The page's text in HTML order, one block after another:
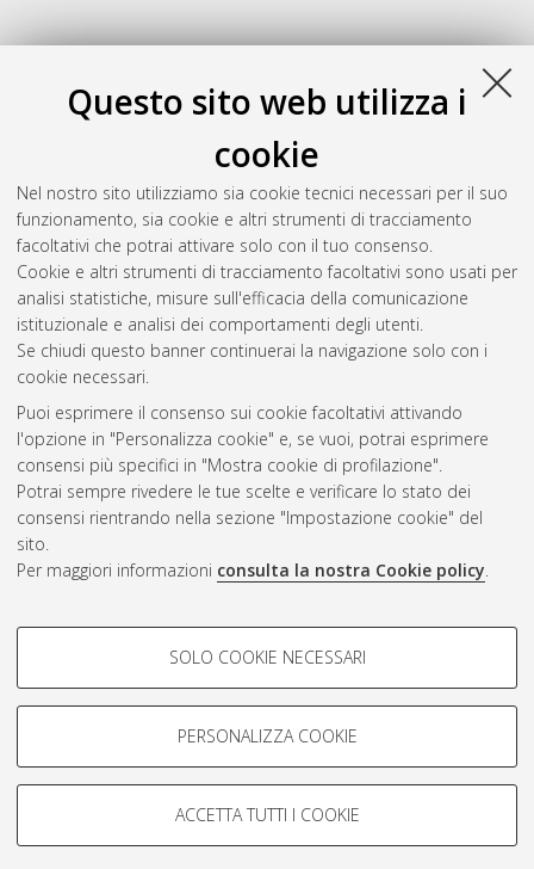
Questo sito web utilizza i
cookie
Nel nostro sito utilizziamo sia cookie tecnici necessari per il suo
funzionamento, sia cookie e altri strumenti di tracciamento
facoltativi che potrai attivare solo con il tuo consenso.
Cookie e altri strumenti di tracciamento facoltativi sono usati per
analisi statistiche, misure sull'efficacia della comunicazione
istituzionale e analisi dei comportamenti degli utenti.
Se chiudi questo banner continuerai la navigazione solo con i
cookie necessari.
Puoi esprimere il consenso sui cookie facoltativi attivando
l'opzione in "Personalizza cookie" e, se vuoi, potrai esprimere
consensi più specifici in "Mostra cookie di profilazione".
Potrai sempre rivedere le tue scelte e verificare lo stato dei
consensi rientrando nella sezione "Impostazione cookie" del
sito.
Per maggiori informazioni consulta la nostra Cookie policy.
COOKIE DI PROFILAZIONE -
Si tratta di cookie utilizzati per analizzare le caratteristiche della
navigazione degli utenti, creare profili in base al loro comportamento
Mostra cookie di profilazione
COOKIE TECNICI - NECESSARI
SOLO COOKIE NECESSARI
PERSONALIZZA COOKIE
ACCETTA TUTTI I COOKIE
L
Lukacs, Robert Mihai(2014)
Clinicopathologic findings in
thoroughbred horses during a high speed – short term
, [Dissertation thesis], Alma Mater Studiorum
Università di Bologna. Dottorato di ricerca inScienze
veterinarie, 26 Ciclo. DOI 10.6092/unibo/amsdottorato/6453.
Questa lista e' stata generata ilSat Aug 8 20:38:26 2026
Atom
Rss 1.0
Rss 2.0
ISSN: 2038-7946
Impostazioni Cookie
Informativa sulla privacy
Condizioni d’uso del sito